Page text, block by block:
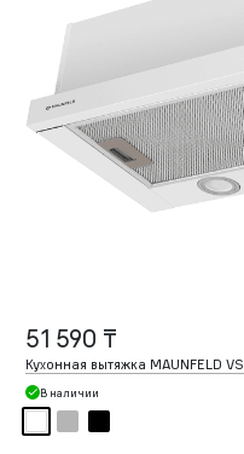
51 590 ₸
Кухонная вытяжка MAUNFELD
В наличии